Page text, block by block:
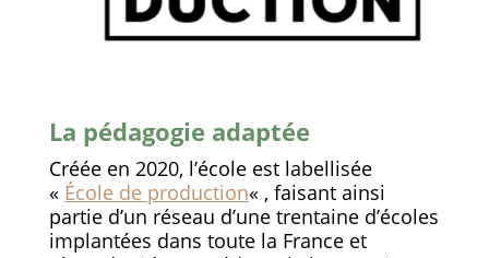
La pédagogie adaptée
Créée en 2020, l’école est labellisée
« École de production« , faisant ainsi
partie d’un réseau d’une trentaine d’écoles
implantées dans toute la France et